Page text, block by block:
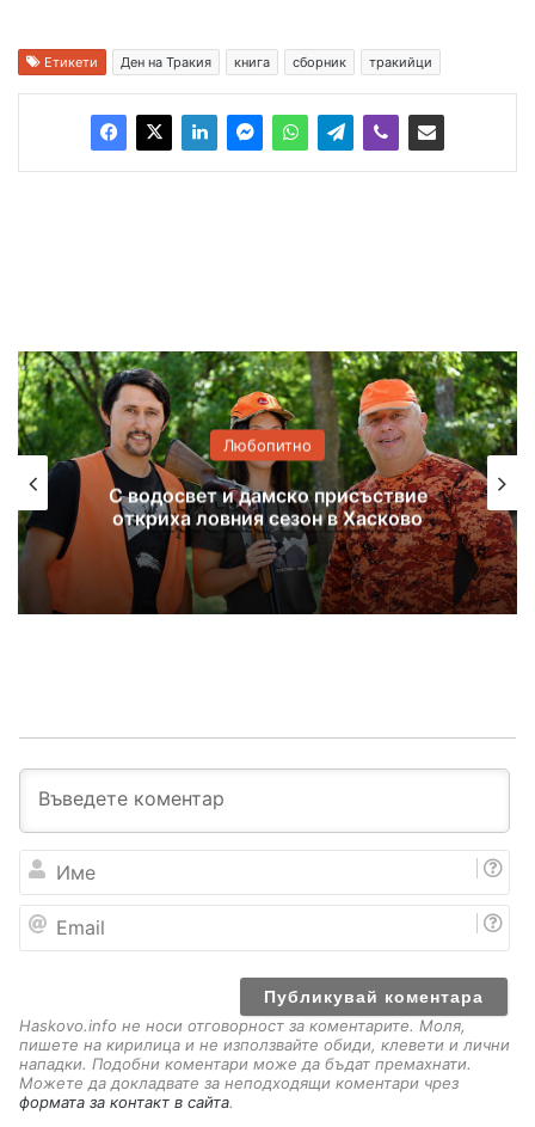
Етикети Ден на Тракия книга сборник тракийци
Любопитно
Димитър Демиров от село Срем
отпразнува 100-годишен юбилей
е
a
Haskovo.info не носи отговорност за коментарите. Моля,
пишете на кирилица и не използвайте обиди, клевети и лични
нападки. Подобни коментари може да бъдат премахнати.
Можете да докладвате за неподходящи коментари чрез
формата за контакт в сайта.